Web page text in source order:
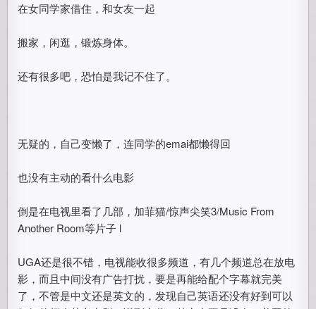
在女同学家借住，和女友一起
搬家，闲逛，锻炼身体。
还有很多吧，恐怕是我记不住了。
无疑的，自己变懒了，连同学的emai都懒得回
也没有主动的看什么电影
倒是在电视里看了几部，加菲猫/惊声尖笑3/Music From
Another Room等片子 l
UGA还是很不错，电视能收很多频道，有几个频道总在放电
影，而且中间没有广告打扰，要是再能给配个字幕就完美
了，不管是中文还是英文的，发现自己英语还没有好到可以